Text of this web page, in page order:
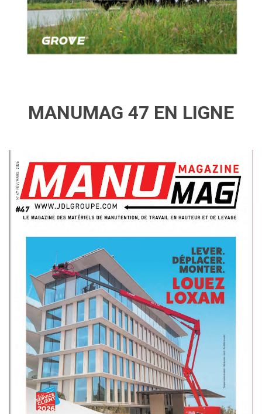
MANUMAG 47 EN LIGNE